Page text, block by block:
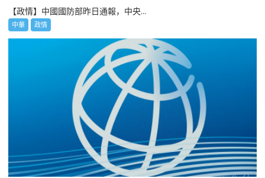
【政情】中國國防部昨日通報，中央...
中華 政情